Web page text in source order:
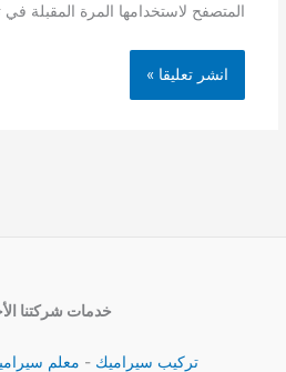
المتصفح لاستخدامها المرة المقبلة في
خدمات شركتنا
تركيب سيراميك - معلم